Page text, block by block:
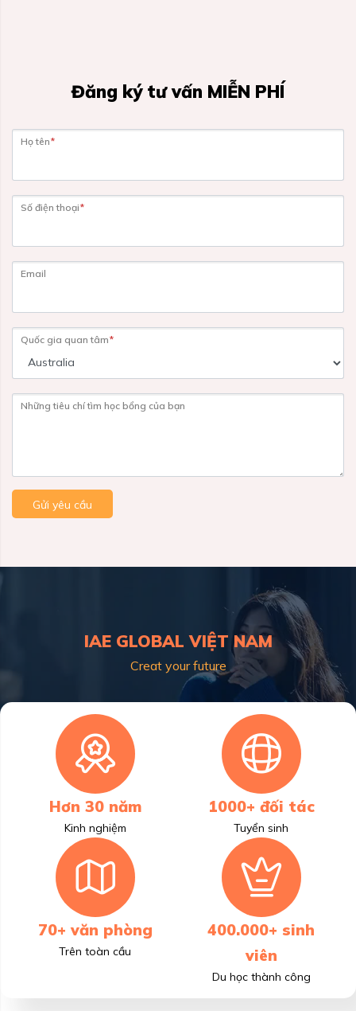
Đăng ký tư vấn MIỄN PHÍ
Họ tên*
Số điện thoại*
Email
Quốc gia quan tâm*
Những tiêu chí tìm học bổng của bạn
Gửi yêu cầu
IAE GLOBAL VIỆT NAM
Creat your future
Hơn 30 năm
Kinh nghiệm
1000+ đối tác
Tuyển sinh
70+ văn phòng
Trên toàn cầu
400.000+ sinh
viên
Du học thành công